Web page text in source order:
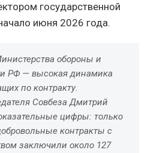
государственной
июня 2026 года.
обороны и
РФ — высокая динамика
по контракту.
Совбеза Дмитрий
цифры: только
контракты с
заключили около 127